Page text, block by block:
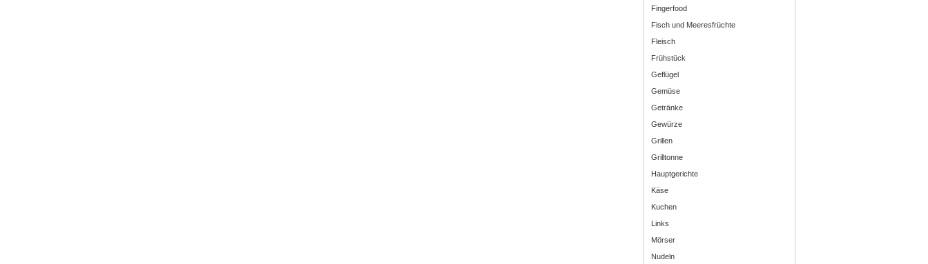
Fingerfood
Fisch und Meeresfrüchte
Fleisch
Frühstück
Geflügel
Gemüse
Getränke
Gewürze
Grillen
Grilltonne
Hauptgerichte
Käse
Kuchen
Links
Mörser
Nudeln